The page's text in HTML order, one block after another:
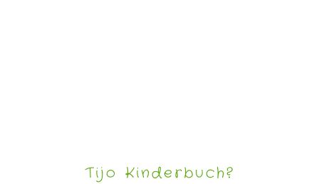
Tijo Kinderbuch?